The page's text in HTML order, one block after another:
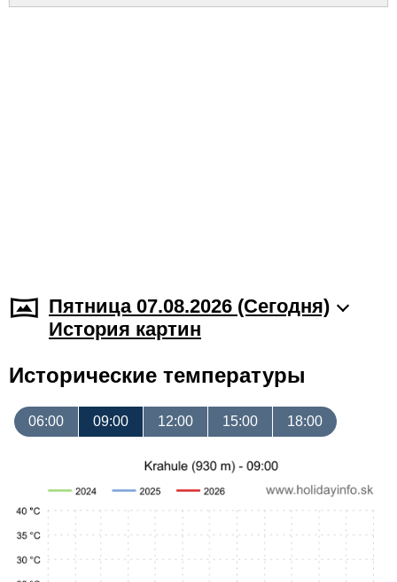
Пятница 07.08.2026 (Cегодня)
История картин
Исторические температуры
06:00 09:00 12:00 15:00 18:00